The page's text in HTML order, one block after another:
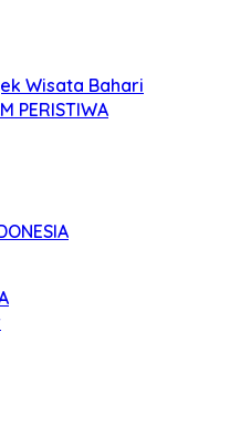
Wisata Bahari
PERISTIWA